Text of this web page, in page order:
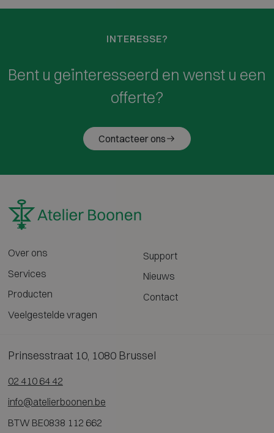
INTERESSE?
Bent u geïnteresseerd en wenst u een
offerte?
Contacteer ons
Over ons
Services
Producten
Veelgestelde vragen
Support
Nieuws
Contact
Prinsesstraat 10, 1080 Brussel
02 410 64 42
info@atelierboonen.be
BTW BE0838 112 662